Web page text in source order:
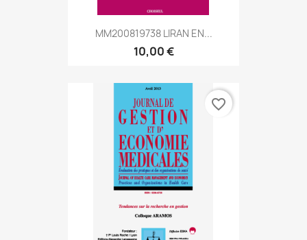
MM200819738 LIRAN EN...
10,00 €
favorite_border